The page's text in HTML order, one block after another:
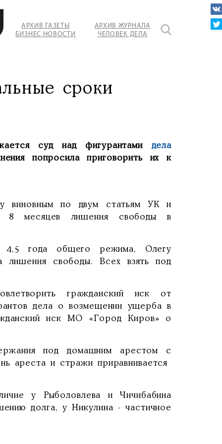
АРХИВ ГАЗЕТЫ
БИЗНЕС НОВОСТИ
АРХИВ ЖУРНАЛА
ЧЕЛОВЕК ДЕЛА
сроки
суд над фигурантами дела
попросила приговорить их к
виновным по двум статьям УК и
8 месяцев лишения свободы в
- 4,5 года общего режима, Олегу
свободы. Всех взять под
гражданский иск от
дела о возмещении ущерба в
иск МО «Город Киров» о
под домашним арестом с
ареста и стражи приравнивается
у Рыболовлева и Чичибабина
долга, у Никулина - частичное